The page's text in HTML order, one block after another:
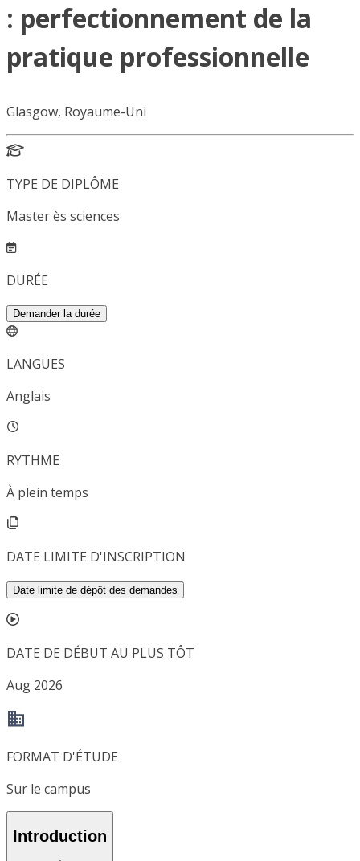
: perfectionnement de la
pratique professionnelle
Glasgow, Royaume-Uni
TYPE DE DIPLÔME
Master ès sciences
DURÉE
Demander la durée
LANGUES
Anglais
RYTHME
À plein temps
DATE LIMITE D'INSCRIPTION
Date limite de dépôt des demandes
DATE DE DÉBUT AU PLUS TÔT
Aug 2026
FORMAT D'ÉTUDE
Sur le campus
Introduction